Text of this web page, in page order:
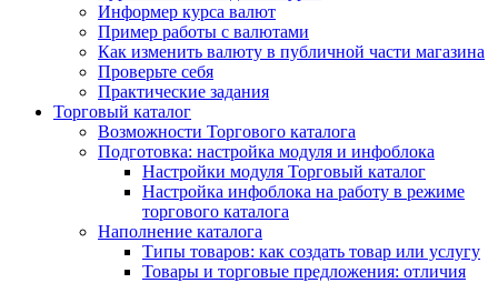
Информер курса валют
Пример работы с валютами
Как изменить валюту в публичной части магазина
Проверьте себя
Практические задания
Торговый каталог
Возможности Торгового каталога
Подготовка: настройка модуля и инфоблока
Настройки модуля Торговый каталог
Настройка инфоблока на работу в режиме
торгового каталога
Наполнение каталога
Типы товаров: как создать товар или услугу
Товары и торговые предложения: отличия